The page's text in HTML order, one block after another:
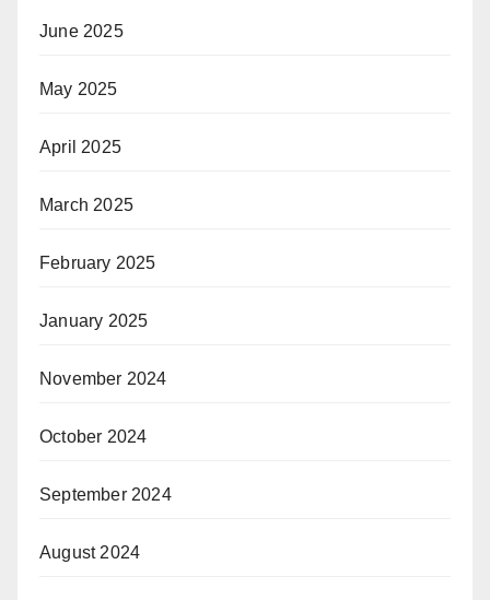
June 2025
May 2025
April 2025
March 2025
February 2025
January 2025
November 2024
October 2024
September 2024
August 2024